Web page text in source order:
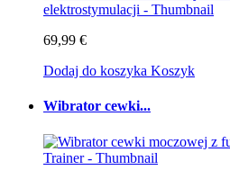
69,99 €
Dodaj do koszyka Koszyk
Wibrator cewki...